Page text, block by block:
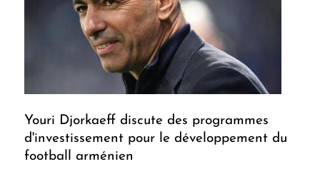
Youri Djorkaeff discute des programmes
d'investissement pour le développement du
football arménien